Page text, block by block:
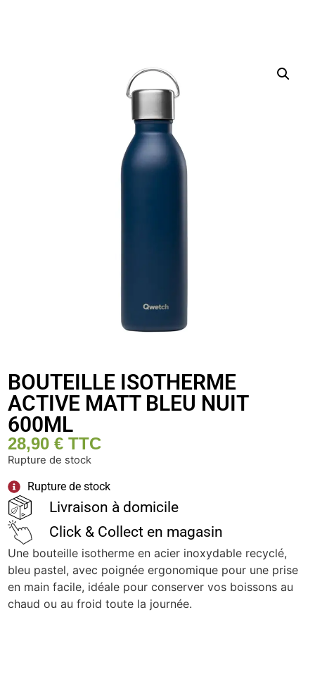
BOUTEILLE ISOTHERME
ACTIVE MATT BLEU NUIT
600ML
28,90€ TTC
Rupture de stock
Rupture de stock
Livraison à domicile
Click & Collect en magasin
Une bouteille isotherme en acier inoxydable recyclé,
bleu pastel, avec poignée ergonomique pour une prise
en main facile, idéale pour conserver vos boissons au
chaud ou au froid toute la journée.